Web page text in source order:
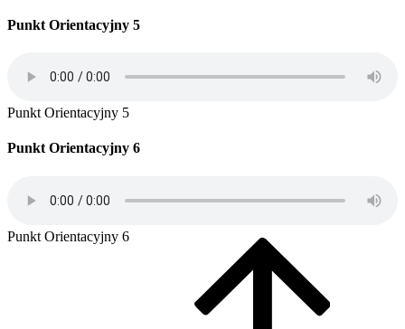
Punkt Orientacyjny 5
Punkt Orientacyjny 5
Punkt Orientacyjny 6
Punkt Orientacyjny 6